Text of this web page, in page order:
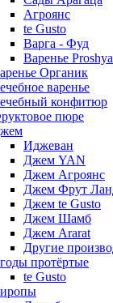
Агроянс
te Gusto
Варга - Фуд
Варенье
Органик
варенье
конфитюр
пюре
Иджеван
Джем YAN
Джем Агроянс
Джем Фрут
Джем te Gusto
Джем Шамб
Джем Ararat
Другие
протёртые
te Gusto